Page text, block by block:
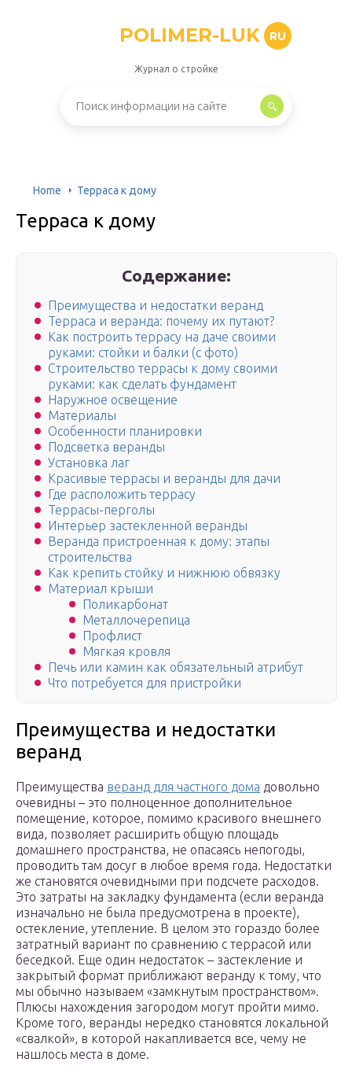
POLIMER-LUK RU
Журнал о стройке
Home Терраса к дому
Терраса к дому
Содержание:
Преимущества и недостатки веранд
Терраса и веранда: почему их путают?
Как построить террасу на даче своими
руками: стойки и балки (с фото)
Строительство террасы к дому своими
руками: как сделать фундамент
Наружное освещение
Материалы
Особенности планировки
Подсветка веранды
Установка лаг
Красивые террасы и веранды для дачи
Где расположить террасу
Террасы-перголы
Интерьер застекленной веранды
Веранда пристроенная к дому: этапы
строительства
Как крепить стойку и нижнюю обвязку
Материал крыши
Поликарбонат
Металлочерепица
Профлист
Мягкая кровля
Печь или камин как обязательный атрибут
Что потребуется для пристройки
Преимущества и недостатки
веранд
Преимущества веранд для частного дома довольно
очевидны – это полноценное дополнительное
помещение, которое, помимо красивого внешнего
вида, позволяет расширить общую площадь
домашнего пространства, не опасаясь непогоды,
проводить там досуг в любое время года. Недостатки
же становятся очевидными при подсчете расходов.
Это затраты на закладку фундамента (если веранда
изначально не была предусмотрена в проекте),
остекление, утепление. В целом это гораздо более
затратный вариант по сравнению с террасой или
беседкой. Еще один недостаток – застекление и
закрытый формат приближают веранду к тому, что
мы обычно называем «замкнутым пространством».
Плюсы нахождения загородом могут пройти мимо.
Кроме того, веранды нередко становятся локальной
«свалкой», в которой накапливается все, чему не
нашлось места в доме.